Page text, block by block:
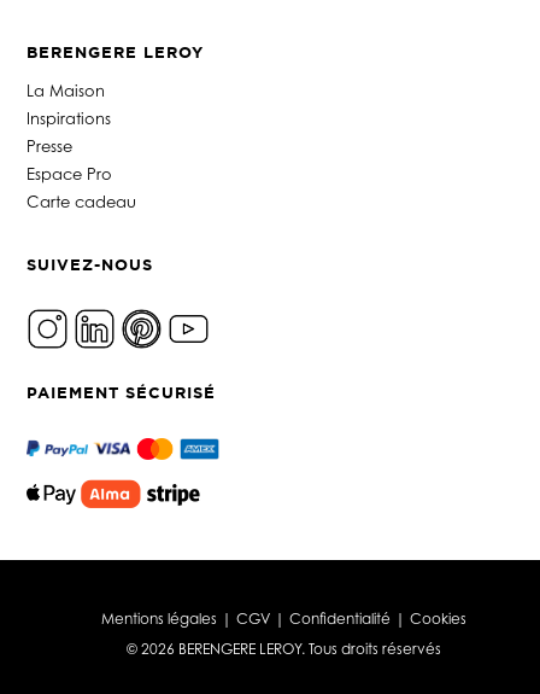
BERENGERE LEROY
La Maison
Inspirations
Presse
Espace Pro
Carte cadeau
SUIVEZ-NOUS
PAIEMENT SÉCURISÉ
Mentions légales | CGV | Confidentialité | Cookies
© 2026 BERENGERE LEROY. Tous droits réservés